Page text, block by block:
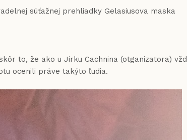
súťažnej prehliadky Gelasiusova maska
to, že ako u Jirku Cachnina (otganizatora)
ocenili práve takýto ľudia.